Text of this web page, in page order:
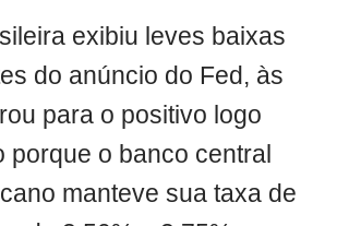
exibiu leves baixas
do anúncio do Fed, às
para o positivo logo
porque o banco central
manteve sua taxa de